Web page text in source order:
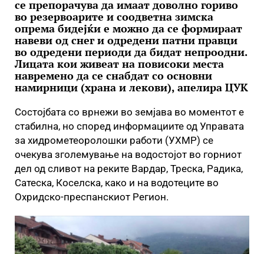
се препорачува да имаат доволно гориво
во резервоарите и соодветна зимска
опрема бидејќи е можно да се формираат
навеви од снег и одредени патни правци
во одредени периоди да бидат непроодни.
Лицата кои живеат на повисоки места
навремено да се снабдат со основни
намирници (храна и лекови), апелира ЦУК
Состојбата со врнежи во земјава во моментот е
стабилна, но според информациите од Управата
за хидрометеоролошки работи (УХМР) се
очекува зголемување на водостојот во горниот
дел од сливот на реките Вардар, Треска, Радика,
Сатеска, Коселска, како и на водотеците во
Охридско-преспанскиот Регион.